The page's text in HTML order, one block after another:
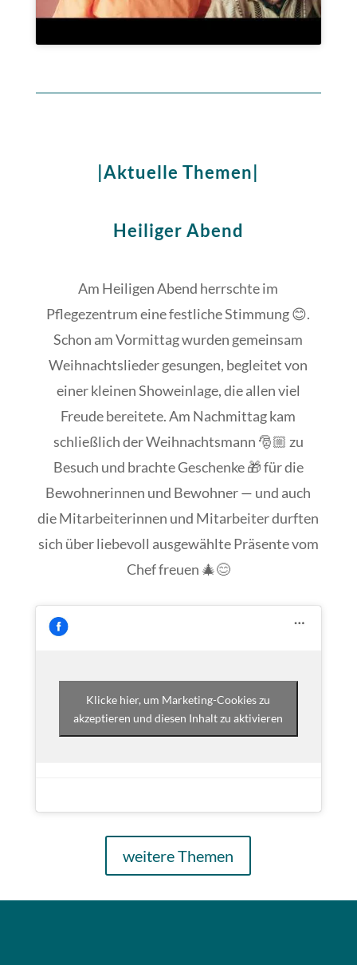
|Aktuelle Themen|
Heiliger Abend
Am Heiligen Abend herrschte im
Pflegezentrum eine festliche Stimmung 😊.
Schon am Vormittag wurden gemeinsam
Weihnachtslieder gesungen, begleitet von
einer kleinen Showeinlage, die allen viel
Freude bereitete. Am Nachmittag kam
schließlich der Weihnachtsmann 🎅🏼 zu
Besuch und brachte Geschenke 🎁 für die
Bewohnerinnen und Bewohner — und auch
die Mitarbeiterinnen und Mitarbeiter durften
sich über liebevoll ausgewählte Präsente vom
Chef freuen 🎄😊
Klicke hier, um Marketing-Cookies zu
akzeptieren und diesen Inhalt zu aktivieren
weitere Themen